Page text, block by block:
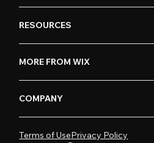
RESOURCES
MORE FROM WIX
COMPANY
Terms of UsePrivacy Policy